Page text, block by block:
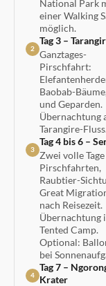
National Park
einer Walking
möglich.
2
Tag 3 –
Ganztages-
Pirschfahrt:
Baobab-
und Geparden.
Übernachtung
Tarangire-
3
Tag 4 bis 6 –
Zwei volle Tage
Pirschfahrten,
Raubtier-
Great
nach Reisezeit.
Übernachtung
Tented Camp.
Optional:
bei
4
Tag 7 –
Krater